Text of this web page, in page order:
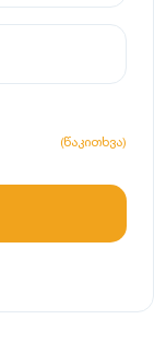
(წაკითხვა)